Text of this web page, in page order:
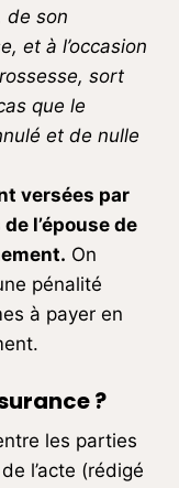
de son
et à l’occasion
sort
que le
et de nulle
versées par
l’épouse de
On
pénalité
à payer en
?
les parties
l’acte (rédigé